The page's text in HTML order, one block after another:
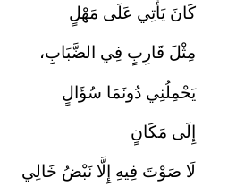
كَانَ يَأْتِي عَلَى مَهْلٍ
مِثْلَ قَارِبٍ فِي الضَّبَابِ،
يَحْمِلُنِي دُونَمَا سُؤَالٍ
إِلَى مَكَانٍ
لَا صَوْتَ فِيهِ إِلَّا نَبْضُ خَالِي